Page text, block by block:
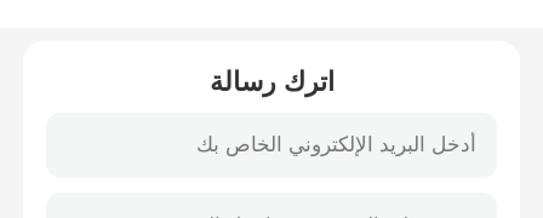
آلة تجديل الأسلاك
اترك رسالة